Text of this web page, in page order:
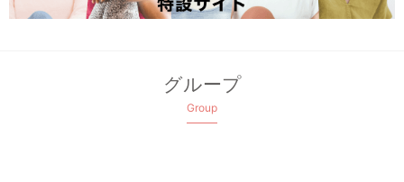
グループ
Group